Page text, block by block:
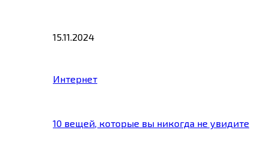
15.11.2024
Интернет
10 вещей, которые вы никогда не увидите